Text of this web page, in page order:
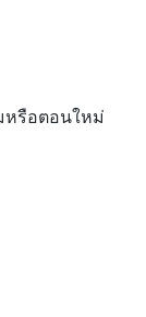
หรือตอนใหม่